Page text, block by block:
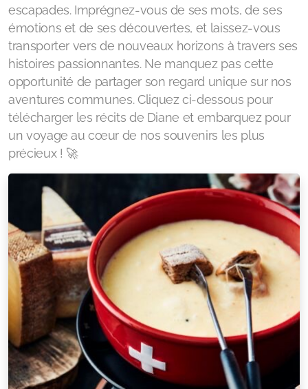
escapades. Imprégnez-vous de ses mots, de ses
émotions et de ses découvertes, et laissez-vous
transporter vers de nouveaux horizons à travers ses
histoires passionnantes. Ne manquez pas cette
opportunité de partager son regard unique sur nos
aventures communes. Cliquez ci-dessous pour
télécharger les récits de Diane et embarquez pour
un voyage au cœur de nos souvenirs les plus
précieux ! 🚀